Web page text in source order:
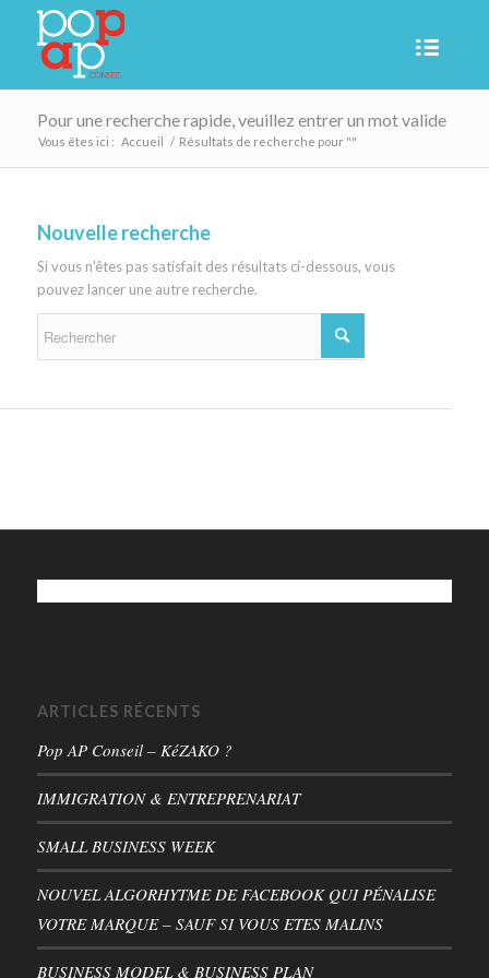
Pour une recherche rapide, veuillez entrer un mot valide
Vous êtes ici : Accueil / Résultats de recherche pour ""
Nouvelle recherche
Si vous n'êtes pas satisfait des résultats ci-dessous, vous
pouvez lancer une autre recherche.
ARTICLES RÉCENTS
Pop AP Conseil – KéZAKO ?
IMMIGRATION & ENTREPRENARIAT
SMALL BUSINESS WEEK
NOUVEL ALGORHYTME DE FACEBOOK QUI PÉNALISE
VOTRE MARQUE – SAUF SI VOUS ETES MALINS
BUSINESS MODEL & BUSINESS PLAN